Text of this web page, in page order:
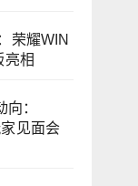
荣耀WIN
亮相
向：
见面会